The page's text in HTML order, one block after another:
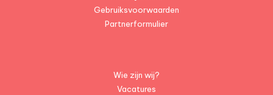
Gebruiksvoorwaarden
Partnerformulier
Wie zijn wij?
Vacatures